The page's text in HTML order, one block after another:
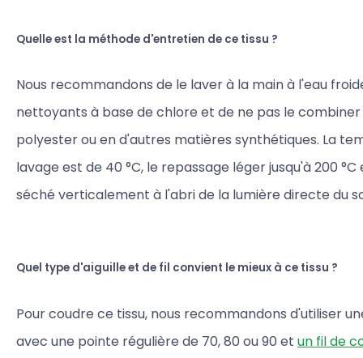
Quelle est la méthode d'entretien de ce tissu ?
Nous recommandons de le laver à la main à l'eau
nettoyants à base de chlore et de ne pas le
polyester ou en d'autres matières synthétiques. La
lavage est de 40 °C, le repassage léger jusqu'à 200
séché verticalement à l'abri de la lumière directe du
Quel type d'aiguille et de fil convient le mieux à ce tissu ?
Pour coudre ce tissu, nous recommandons d'utiliser
avec une pointe régulière de 70, 80 ou 90 et un fil de